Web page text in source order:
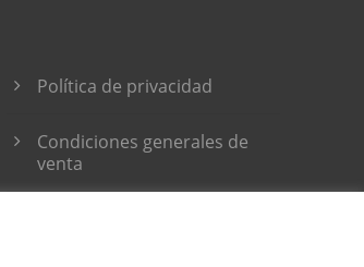
Política de privacidad
Condiciones generales de
venta